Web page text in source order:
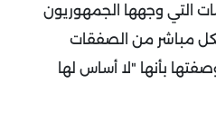
التي وجهها الجمهوريون
مباشر من الصفقات
بأنها "لا أساس لها